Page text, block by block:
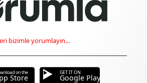
bizimle yorumlayın...
on the
Store
GET IT ON
Google Play